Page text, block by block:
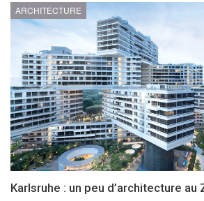
ARCHITECTURE
Karlsruhe : un peu d’architecture au